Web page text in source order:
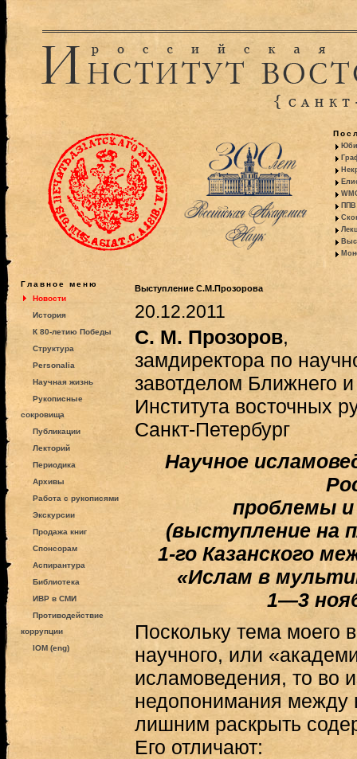
ППВ
Главное меню
Новости
История
К 80-летию Победы
Структура
Personalia
Научная жизнь
Рукописные
сокровища
Публикации
Лекторий
Периодика
Архивы
Работа с рукописями
Экскурсии
Продажа книг
Спонсорам
Аспирантура
Библиотека
ИВР в СМИ
Противодействие
коррупции
IOM (eng)
Выступление С.М.Прозорова
20.12.2011
С. М. Прозоров,
замдиректора по
завотделом Ближнего
Института восточных
Санкт-Петербург
Научное
проблемы
(выступление на
1-го Казанского
«Ислам в
1—3
Поскольку тема моего
научного, или
исламоведения, то во
недопонимания между
лишним раскрыть
Его отличают: